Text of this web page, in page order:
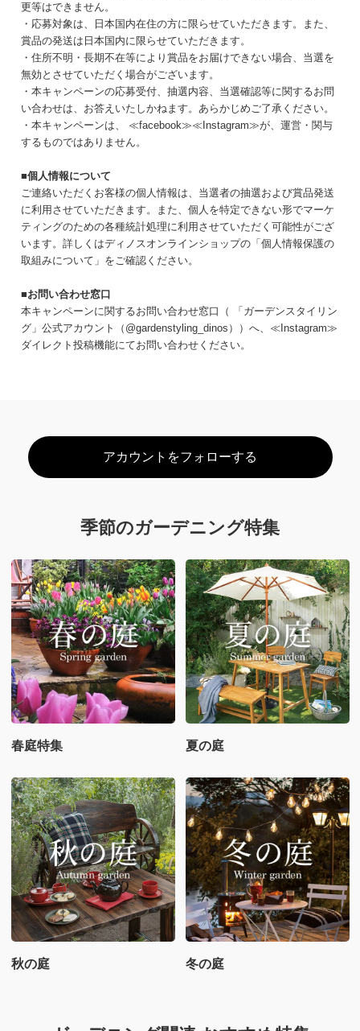
更等はできません。
・応募対象は、日本国内在住の方に限らせていただきます。また、
賞品の発送は日本国内に限らせていただきます。
・住所不明・長期不在等により賞品をお届けできない場合、当選を
無効とさせていただく場合がございます。
・本キャンペーンの応募受付、抽選内容、当選確認等に関するお問
い合わせは、お答えいたしかねます。あらかじめご了承ください。
・本キャンペーンは、 ≪facebook≫≪Instagram≫が、運営・関与
するものではありません。
■個人情報について
ご連絡いただくお客様の個人情報は、当選者の抽選および賞品発送
に利用させていただきます。また、個人を特定できない形でマーケ
ティングのための各種統計処理に利用させていただく可能性がござ
います。詳しくはディノスオンラインショップの 「個人情報保護の
取組みについて」 をご確認ください。
■お問い合わせ窓口
本キャンペーンに関するお問い合わせ窓口（
「ガーデンスタイリン
グ」公式アカウント（@gardenstyling_dinos））へ、≪Instagram≫
ダイレクト投稿機能にてお問い合わせください。
アカウントをフォローする
季節のガーデニング特集
春庭特集 夏の庭
秋の庭 冬の庭